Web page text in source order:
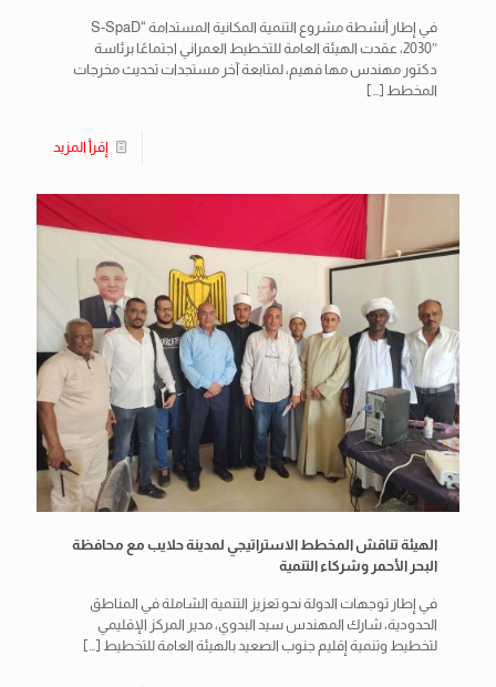
في إطار أنشطة مشروع التنمية المكانية المستدامة “S-SpaD
2030″، عقدت الهيئة العامة للتخطيط العمراني اجتماعًا برئاسة
دكتور مهندس مها فهيم، لمتابعة آخر مستجدات تحديث مخرجات
المخطط […]
إقرأ المزيد
الهيئة تناقش المخطط الاستراتيجي لمدينة حلايب مع محافظة
البحر الأحمر وشركاء التنمية
في إطار توجهات الدولة نحو تعزيز التنمية الشاملة في المناطق
الحدودية، شارك المهندس سيد البدوي، مدير المركز الإقليمي
لتخطيط وتنمية إقليم جنوب الصعيد بالهيئة العامة للتخطيط […]